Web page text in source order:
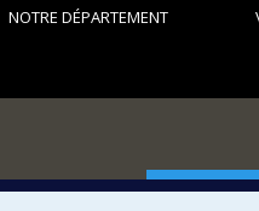
NOTRE DÉPARTEMENT
FACULTÉ DES